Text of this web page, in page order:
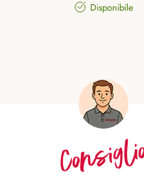
Disponibile